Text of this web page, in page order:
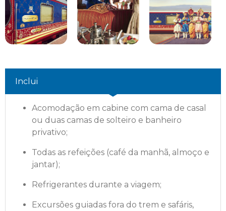
Inclui
Acomodação em cabine com cama de casal
ou duas camas de solteiro e banheiro
privativo;
Todas as refeições (café da manhã, almoço e
jantar);
Refrigerantes durante a viagem;
Excursões guiadas fora do trem e safáris,